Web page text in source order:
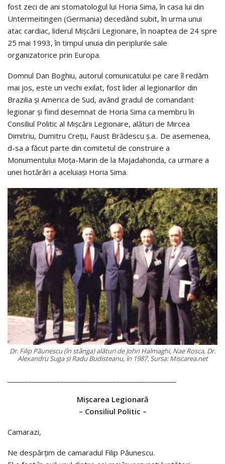
fost zeci de ani stomatologul lui Horia Sima, în casa lui din
Untermeitingen (Germania) decedând subit, în urma unui
atac cardiac, liderul Mişcării Legionare, în noaptea de 24 spre
25 mai 1993, în timpul unuia din periplurile sale
organizatorice prin Europa.
Domnul Dan Boghiu, autorul comunicatului pe care îl redăm
mai jos, este un vechi exilat, fost lider al legionarilor din
Brazilia şi America de Sud, având gradul de comandant
legionar şi fiind desemnat de Horia Sima ca membru în
Consiliul Politic al Mişcării Legionare, alături de Mircea
Dimitriu, Dumitru Creţu, Faust Brădescu ş.a.. De asemenea,
d-sa a făcut parte din comitetul de construire a
Monumentului Moţa-Marin de la Majadahonda, ca urmare a
unei hotărâri a aceluiaşi Horia Sima.
Dr. Filip Pãunescu (în stânga) alături de John Halmaghi, Nae Rosca, Dr.
Alexandru Suga şi Radu Budisteanu, în 1987. Sursa: Miscarea.net
Mişcarea Legionară
– Consiliul Politic –
Camarazi,
Ne despărţim de camaradul Filip Păunescu.